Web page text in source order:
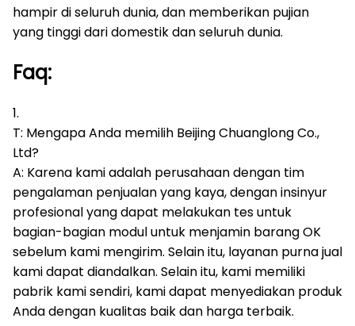
hampir di seluruh dunia, dan memberikan pujian
yang tinggi dari domestik dan seluruh dunia.
Faq:
1.
T: Mengapa Anda memilih Beijing Chuanglong Co.,
Ltd?
A: Karena kami adalah perusahaan dengan tim
pengalaman penjualan yang kaya, dengan insinyur
profesional yang dapat melakukan tes untuk
bagian-bagian modul untuk menjamin barang OK
sebelum kami mengirim. Selain itu, layanan purna jual
kami dapat diandalkan. Selain itu, kami memiliki
pabrik kami sendiri, kami dapat menyediakan produk
Anda dengan kualitas baik dan harga terbaik.